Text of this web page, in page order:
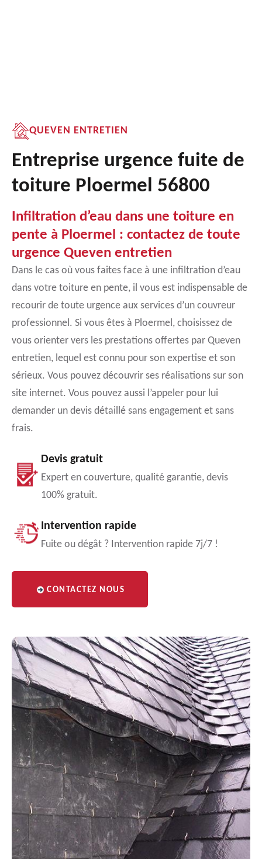
QUEVEN ENTRETIEN
Entreprise urgence fuite de
toiture Ploermel 56800
Infiltration d’eau dans une toiture en
pente à Ploermel : contactez de toute
urgence Queven entretien
Dans le cas où vous faites face à une infiltration d’eau
dans votre toiture en pente, il vous est indispensable de
recourir de toute urgence aux services d’un couvreur
professionnel. Si vous êtes à Ploermel, choisissez de
vous orienter vers les prestations offertes par Queven
entretien, lequel est connu pour son expertise et son
sérieux. Vous pouvez découvrir ses réalisations sur son
site internet. Vous pouvez aussi l’appeler pour lui
demander un devis détaillé sans engagement et sans
frais.
Devis gratuit
Expert en couverture, qualité garantie, devis
100% gratuit.
Intervention rapide
Fuite ou dégât ? Intervention rapide 7j/7 !
CONTACTEZ NOUS